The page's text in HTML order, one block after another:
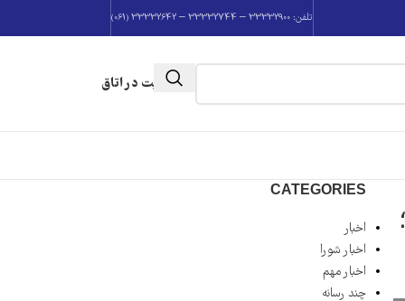
تلفن: 33332900 – 33332744 – 33332642 (061)
عضویت در اتاق
CATEGORIES
اخبار
اخبار شورا
اخبار مهم
چند رسانه